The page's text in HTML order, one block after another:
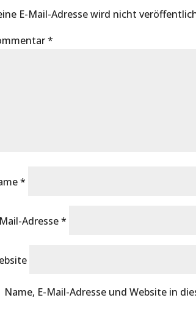
E-Mail-Adresse wird nicht
*
*
Adresse*
Name, E-Mail-Adresse und Website in